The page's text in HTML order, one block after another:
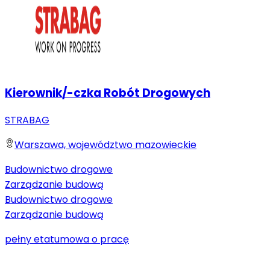
Kierownik/-czka Robót Drogowych
STRABAG
Warszawa, województwo mazowieckie
Budownictwo drogowe
Zarządzanie budową
Budownictwo drogowe
Zarządzanie budową
pełny etatumowa o pracę